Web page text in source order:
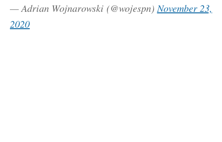
— Adrian Wojnarowski (@wojespn) November 23,
2020